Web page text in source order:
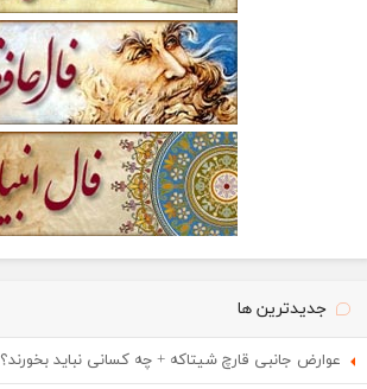
جدیدترین ها
عوارض جانبی قارچ شیتاکه + چه کسانی نباید بخورند؟